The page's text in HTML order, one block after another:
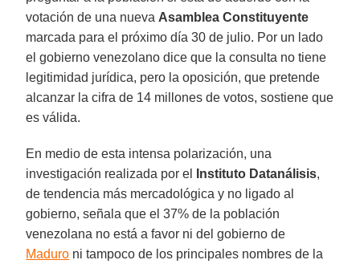
votación de una nueva Asamblea Constituyente
marcada para el próximo día 30 de julio. Por un lado
el gobierno venezolano dice que la consulta no tiene
legitimidad jurídica, pero la oposición, que pretende
alcanzar la cifra de 14 millones de votos, sostiene que
es válida.
En medio de esta intensa polarización, una
investigación realizada por el
Instituto Datanálisis,
de tendencia más mercadológica y no ligado al
gobierno, señala que el 37% de la población
venezolana no está a favor ni del gobierno de
Maduro ni tampoco de los principales nombres de la